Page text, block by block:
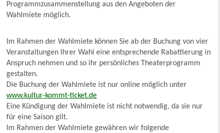
Programmzusammenstellung aus den Angeboten der
Wahlmiete möglich.
Im Rahmen der Wahlmiete können Sie ab der Buchung von vier
Veranstaltungen Ihrer Wahl eine entsprechende Rabattierung in
Anspruch nehmen und so ihr persönliches Theaterprogramm
gestalten.
Die Buchung der Wahlmiete ist nur online möglich unter
www.kultur-kommt-ticket.de
Eine Kündigung der Wahlmiete ist nicht notwendig, da sie nur
für eine Saison gilt.
Im Rahmen der Wahlmiete gewähren wir folgende